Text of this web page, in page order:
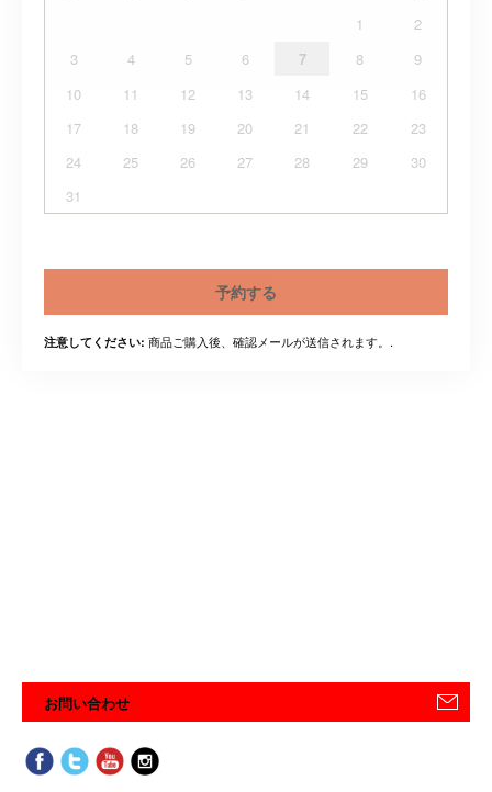
1
2
3
4 5 6 7 8
9
10
11 12 13 14 15
16
17
18 19 20 21 22
23
24
25 26 27 28 29
30
31
予約する
注意してください: 商品ご購入後、確認メールが送信されます。.
お問い合わせ